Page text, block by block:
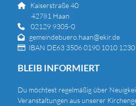

Kaiserstraße 40
42781 Haan
 02129 9305-0
 gemeindebuero.haan@ekir.de
 IBAN DE63 3506 0190 1010
BLEIB INFORMIERT
Du möchtest regelmäßig über
Veranstaltungen aus unserer